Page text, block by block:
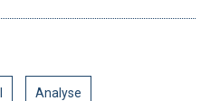
Analyse